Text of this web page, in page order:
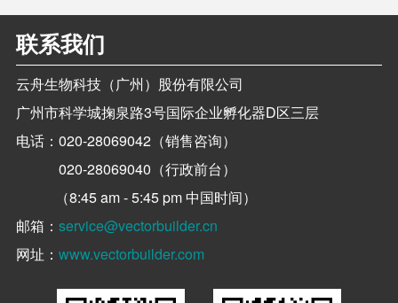
联系我们
云舟生物科技（广州）股份有限公司
广州市科学城掬泉路3号国际企业孵化器D区三层
电话：020-28069042（销售咨询）
020-28069040（行政前台）
（8:45 am - 5:45 pm 中国时间）
邮箱：service@vectorbuilder.cn
网址：www.vectorbuilder.com